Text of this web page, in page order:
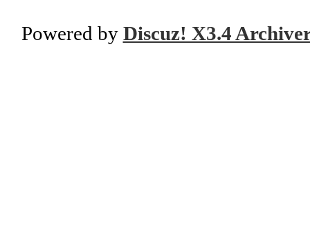
Powered by Discuz! X3.4